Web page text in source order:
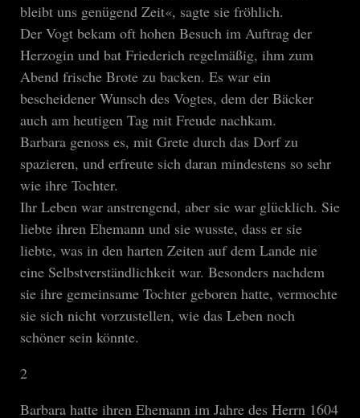
bleibt uns genügend Zeit«, sagte sie fröhlich.
Der Vogt bekam oft hohen Besuch im Auftrag der
Herzogin und bat Friederich regelmäßig, ihm zum
Abend frische Brote zu backen. Es war ein
bescheidener Wunsch des Vogtes, dem der Bäcker
auch am heutigen Tag mit Freude nachkam.
Barbara genoss es, mit Grete durch das Dorf zu
spazieren, und erfreute sich daran mindestens so sehr
wie ihre Tochter.
Ihr Leben war anstrengend, aber sie war glücklich. Sie
liebte ihren Ehemann und sie wusste, dass er sie
liebte, was in den harten Zeiten auf dem Lande nie
eine Selbstverständlichkeit war. Besonders nachdem
sie ihre gemeinsame Tochter geboren hatte, vermochte
sie sich nicht vorzustellen, wie das Leben noch
schöner sein könnte.
2
Barbara hatte ihren Ehemann im Jahre des Herrn 1604